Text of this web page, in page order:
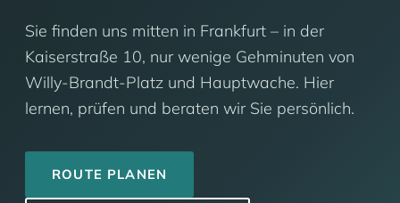
Sie finden uns mitten in Frankfurt – in der
Kaiserstraße 10, nur wenige Gehminuten von
Willy-Brandt-Platz und Hauptwache. Hier
lernen, prüfen und beraten wir Sie persönlich.
ROUTE PLANEN